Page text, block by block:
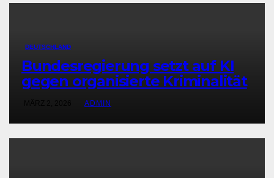
DEUTSCHLAND
Bundesregierung setzt auf KI
gegen organisierte Kriminalität
ADMIN